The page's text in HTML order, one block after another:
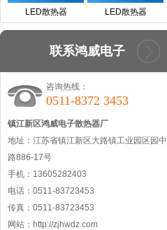
LED散热器 LED散热器
联系鸿威电子
咨询热线：
0511-8372 3453
镇江新区鸿威电子散热器厂
地址：江苏省镇江新区大路镇工业园区园中
路886-17号
手机：13605282403
电话：0511-83723453
传真：0511-83723453
网站：http://zjhwdz.com